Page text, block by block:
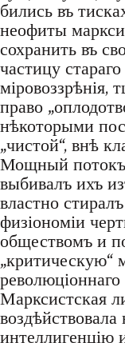
бились въ
неофиты
сохранить въ
частицу
міровоззрѣнія,
право
нѣкоторыми
„чистой“, внѣ
Мощный потокъ
выбивалъ ихъ
властно
физіономіи
обществомъ и
„критическую“
революціоннаго
Марксистская